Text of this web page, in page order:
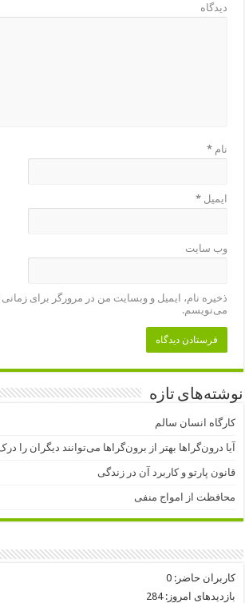
دیدگاه
نام*
ایمیل*
وب‌ سایت
ذخیره نام، ایمیل و وبسایت من در مرورگر برای زمانی
می‌نویسم.
نوشته‌های تازه
کارگاه انسان سالم
آیا درون‌گراها بهتر از برون‌گراها می‌توانند دیگران را
قانون پارتو و کاربرد آن در زندگی
محافظت از امواج منفی
کاربران حاضر:0
بازدیدهای امروز:284